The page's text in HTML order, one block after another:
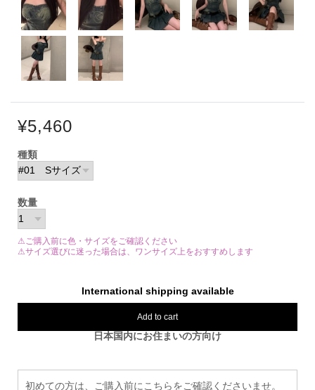
¥5,460
種類
数量
⚠ご購入前に色・サイズをご確認ください
⚠サイズ選びに迷った場合は、ワンサイズ上をおすすめします
International shipping available
Add to cart
日本国内にお住まいの方向け
初めての方は、ご購入前にこちらをご確認くださいませ。